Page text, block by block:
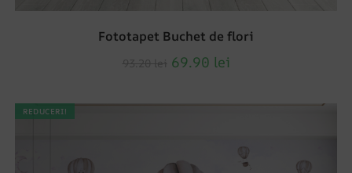
Fototapet Buchet de flori
69.90 lei
REDUCERI!